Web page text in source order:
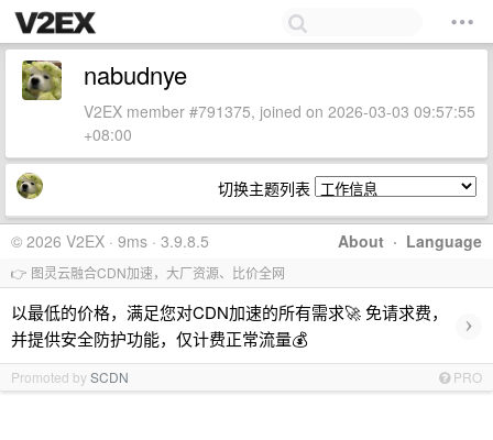
nabudnye
V2EX member #791375, joined on 2026-03-03 09:57:55
+08:00
切换主题列表
About · Language
© 2026 V2EX · 9ms · 3.9.8.5
👉 图灵云融合CDN加速，大厂资源、比价全网
以最低的价格，满足您对CDN加速的所有需求🚀 免请求费，
并提供安全防护功能，仅计费正常流量💰
›
Promoted bySCDN PRO